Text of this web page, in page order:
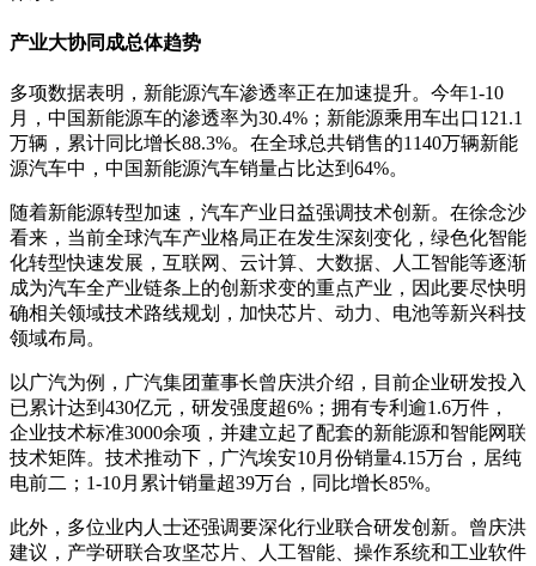
产业大协同成总体趋势
多项数据表明，新能源汽车渗透率正在加速提升。今年1-10
月，中国新能源车的渗透率为30.4%；新能源乘用车出口121.1
万辆，累计同比增长88.3%。在全球总共销售的1140万辆新能
源汽车中，中国新能源汽车销量占比达到64%。
随着新能源转型加速，汽车产业日益强调技术创新。在徐念沙
看来，当前全球汽车产业格局正在发生深刻变化，绿色化智能
化转型快速发展，互联网、云计算、大数据、人工智能等逐渐
成为汽车全产业链条上的创新求变的重点产业，因此要尽快明
确相关领域技术路线规划，加快芯片、动力、电池等新兴科技
领域布局。
以广汽为例，广汽集团董事长曾庆洪介绍，目前企业研发投入
已累计达到430亿元，研发强度超6%；拥有专利逾1.6万件，
企业技术标准3000余项，并建立起了配套的新能源和智能网联
技术矩阵。技术推动下，广汽埃安10月份销量4.15万台，居纯
电前二；1-10月累计销量超39万台，同比增长85%。
此外，多位业内人士还强调要深化行业联合研发创新。曾庆洪
建议，产学研联合攻坚芯片、人工智能、操作系统和工业软件